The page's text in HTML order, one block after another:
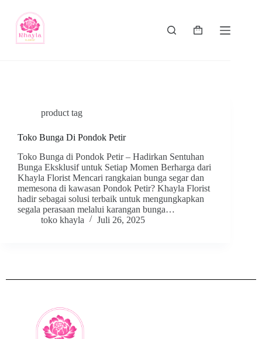
product tag
Toko Bunga Di Pondok Petir
Toko Bunga di Pondok Petir – Hadirkan Sentuhan
Bunga Eksklusif untuk Setiap Momen Berharga dari
Khayla Florist Mencari rangkaian bunga segar dan
memesona di kawasan Pondok Petir? Khayla Florist
hadir sebagai solusi terbaik untuk mengungkapkan
segala perasaan melalui karangan bunga…
toko khayla
Juli 26, 2025